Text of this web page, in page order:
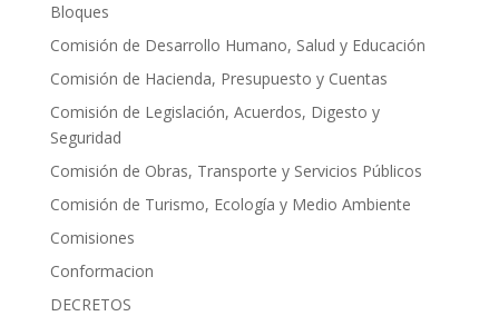
Bloques
Comisión de Desarrollo Humano, Salud y Educación
Comisión de Hacienda, Presupuesto y Cuentas
Comisión de Legislación, Acuerdos, Digesto y
Seguridad
Comisión de Obras, Transporte y Servicios Públicos
Comisión de Turismo, Ecología y Medio Ambiente
Comisiones
Conformacion
DECRETOS